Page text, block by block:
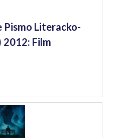
Pismo Literacko-
2012: Film